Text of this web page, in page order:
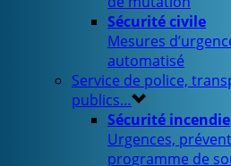
Sécurité civile
Mesures
automatisé
Service de police,
publics…
Sécurité incendie
Urgences,
programme de